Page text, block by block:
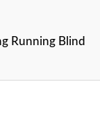
Running Blind